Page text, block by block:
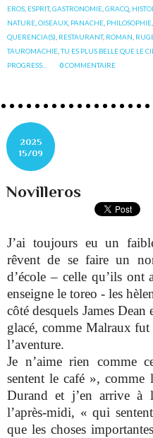
EROS ESPRIT,GASTRONOMIE ,GRACQ
NATURE ,OISEAUX PANACHE PHILOSOPHIE
QUERENCIA(S) RESTAURANT, ROMAN
TAUROMACHIE ,TU ES PLUS BELLE QUE LE
PROGRESS...
0COMMENTAIRE
2025
15/09
Novilleros
J’ai toujours eu un
rêvent de se faire un
d’école – celle qu’ils ont
enseigne le toreo - les
côté desquels James
glacé, comme Malraux
l’aventure.
Je n’aime rien comme
sentent le café », comme
Durand et j’en arrive à
l’après-midi, « qui
que les choses